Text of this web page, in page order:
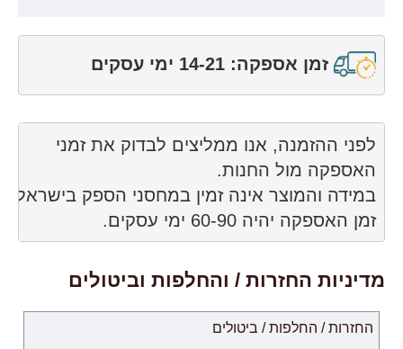
זמן אספקה: 14-21 ימי עסקים
זמן האספקה ​​יהיה 60-90 ימי עסקים.
מדיניות החזרות / והחלפות וביטולים
החזרות / החלפות / ביטולים